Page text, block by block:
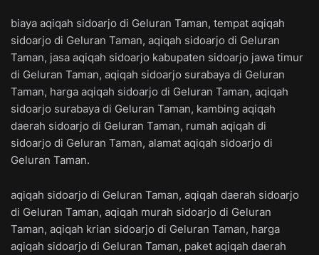
biaya aqiqah sidoarjo di Geluran Taman, tempat aqiqah
sidoarjo di Geluran Taman, aqiqah sidoarjo di Geluran
Taman, jasa aqiqah sidoarjo kabupaten sidoarjo jawa timur
di Geluran Taman, aqiqah sidoarjo surabaya di Geluran
Taman, harga aqiqah sidoarjo di Geluran Taman, aqiqah
sidoarjo surabaya di Geluran Taman, kambing aqiqah
daerah sidoarjo di Geluran Taman, rumah aqiqah di
sidoarjo di Geluran Taman, alamat aqiqah sidoarjo di
Geluran Taman.
aqiqah sidoarjo di Geluran Taman, aqiqah daerah sidoarjo
di Geluran Taman, aqiqah murah sidoarjo di Geluran
Taman, aqiqah krian sidoarjo di Geluran Taman, harga
aqiqah sidoarjo di Geluran Taman, paket aqiqah daerah